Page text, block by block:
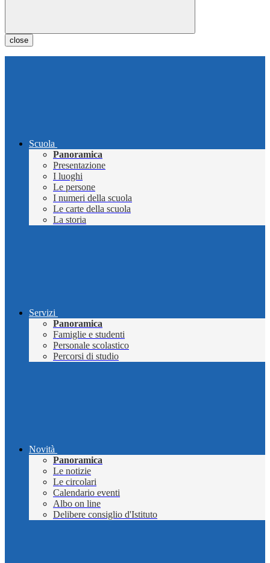
close
Scuola
Panoramica
Presentazione
I luoghi
Le persone
I numeri della scuola
Le carte della scuola
La storia
Servizi
Panoramica
Famiglie e studenti
Personale scolastico
Percorsi di studio
Novità
Panoramica
Le notizie
Le circolari
Calendario eventi
Albo on line
Delibere consiglio d'Istituto